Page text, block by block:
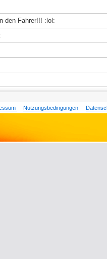
den Fahrer!!! :lol:
Nutzungsbedingungen